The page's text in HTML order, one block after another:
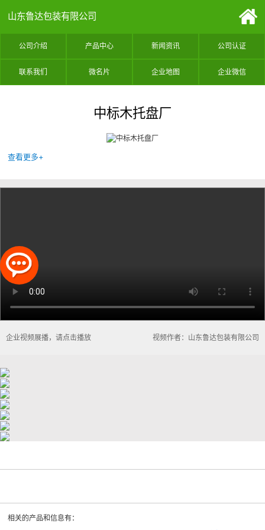
山东鲁达包装有限公司
公司介绍 产品中心 新闻资讯 公司认证
联系我们 微名片 企业地图 企业微信
中标木托盘厂
查看更多+
企业视频展播，请点击播放 视频作者：山东鲁达包装有限公司
相关的产品和信息有：